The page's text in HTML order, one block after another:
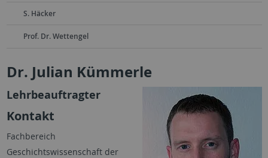
S. Häcker
Prof. Dr. Wettengel
Dr. Julian Kümmerle
Lehrbeauftragter
Kontakt
Fachbereich
Geschichtswissenschaft der